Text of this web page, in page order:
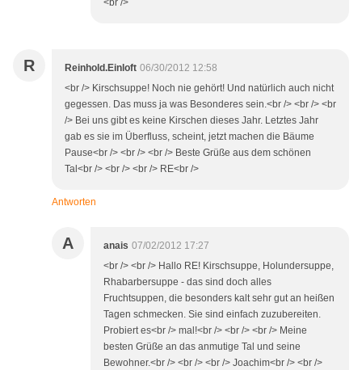
<br />
R Reinhold.Einloft 06/30/2012 12:58
<br /> Kirschsuppe! Noch nie gehört! Und natürlich auch nicht
gegessen. Das muss ja was Besonderes sein.<br /> <br /> <br
/> Bei uns gibt es keine Kirschen dieses Jahr. Letztes Jahr
gab es sie im Überfluss, scheint, jetzt machen die Bäume
Pause<br /> <br /> <br /> Beste Grüße aus dem schönen
Tal<br /> <br /> <br /> RE<br />
Antworten
A anais 07/02/2012 17:27
<br /> <br /> Hallo RE! Kirschsuppe, Holundersuppe,
Rhabarbersuppe - das sind doch alles
Fruchtsuppen, die besonders kalt sehr gut an heißen
Tagen schmecken. Sie sind einfach zuzubereiten.
Probiert es<br /> mal!<br /> <br /> <br /> Meine
besten Grüße an das anmutige Tal und seine
Bewohner.<br /> <br /> <br /> Joachim<br /> <br />